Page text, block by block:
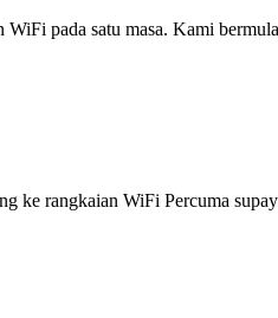
pada satu masa. Kami
rangkaian WiFi Percuma